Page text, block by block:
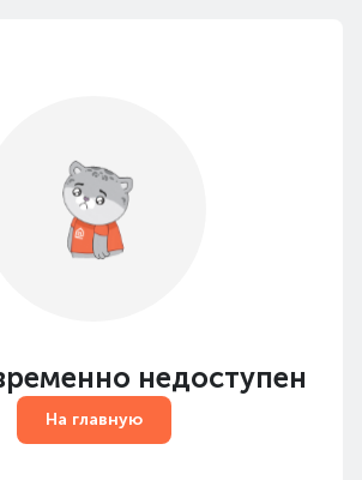
недоступен
На главную